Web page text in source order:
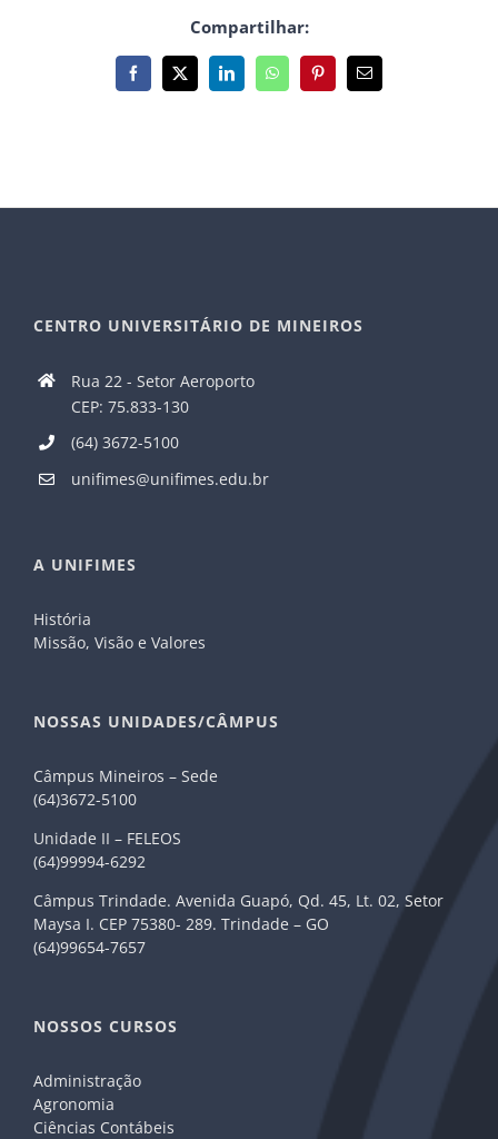
Compartilhar:
Facebook
X LinkedInWhatsAppPinterest
E-
mail
CENTRO UNIVERSITÁRIO DE MINEIROS
Rua 22 - Setor Aeroporto
CEP: 75.833-130
(64) 3672-5100
unifimes@unifimes.edu.br
A UNIFIMES
História
Missão, Visão e Valores
NOSSAS UNIDADES/CÂMPUS
Câmpus Mineiros – Sede
(64)3672-5100
Unidade II – FELEOS
(64)99994-6292
Câmpus Trindade. Avenida Guapó, Qd. 45, Lt. 02, Setor
Maysa I. CEP 75380- 289. Trindade – GO
(64)99654-7657
NOSSOS CURSOS
Administração
Agronomia
Ciências Contábeis